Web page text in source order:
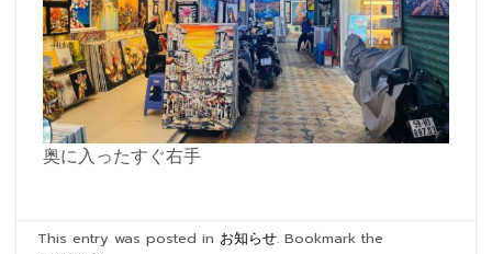
奥に入ったすぐ右手
This entry was posted in お知らせ. Bookmark the